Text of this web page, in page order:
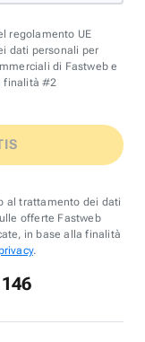
regolamento UE
dati personali per
di Fastweb e
finalità #2
al trattamento dei dati
offerte Fastweb
in base alla finalità
.